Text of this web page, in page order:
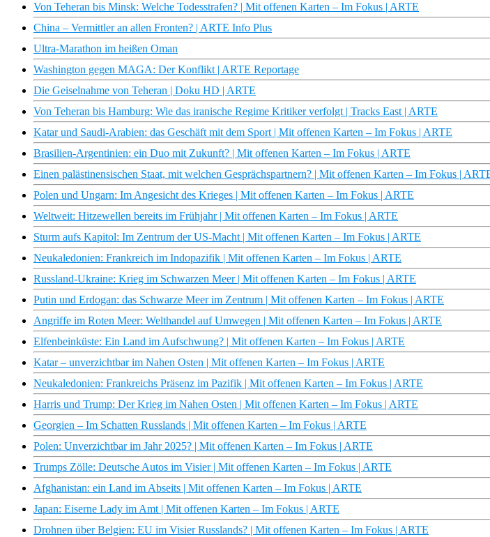
Von Teheran bis Minsk: Welche Todesstrafen? | Mit offenen Karten – Im Fokus | ARTE
China – Vermittler an allen Fronten? | ARTE Info Plus
Ultra-Marathon im heißen Oman
Washington gegen MAGA: Der Konflikt | ARTE Reportage
Die Geiselnahme von Teheran | Doku HD | ARTE
Von Teheran bis Hamburg: Wie das iranische Regime Kritiker verfolgt | Tracks East | ARTE
Katar und Saudi-Arabien: das Geschäft mit dem Sport | Mit offenen Karten – Im Fokus | ARTE
Brasilien-Argentinien: ein Duo mit Zukunft? | Mit offenen Karten – Im Fokus | ARTE
Einen palästinensischen Staat, mit welchen Gesprächspartnern? | Mit offenen Karten – Im Fokus |
Polen und Ungarn: Im Angesicht des Krieges | Mit offenen Karten – Im Fokus | ARTE
Weltweit: Hitzewellen bereits im Frühjahr | Mit offenen Karten – Im Fokus | ARTE
Sturm aufs Kapitol: Im Zentrum der US-Macht | Mit offenen Karten – Im Fokus | ARTE
Neukaledonien: Frankreich im Indopazifik | Mit offenen Karten – Im Fokus | ARTE
Russland-Ukraine: Krieg im Schwarzen Meer | Mit offenen Karten – Im Fokus | ARTE
Putin und Erdogan: das Schwarze Meer im Zentrum | Mit offenen Karten – Im Fokus | ARTE
Angriffe im Roten Meer: Welthandel auf Umwegen | Mit offenen Karten – Im Fokus | ARTE
Elfenbeinküste: Ein Land im Aufschwung? | Mit offenen Karten – Im Fokus | ARTE
Katar – unverzichtbar im Nahen Osten | Mit offenen Karten – Im Fokus | ARTE
Neukaledonien: Frankreichs Präsenz im Pazifik | Mit offenen Karten – Im Fokus | ARTE
Harris und Trump: Der Krieg im Nahen Osten | Mit offenen Karten – Im Fokus | ARTE
Georgien – Im Schatten Russlands | Mit offenen Karten – Im Fokus | ARTE
Polen: Unverzichtbar im Jahr 2025? | Mit offenen Karten – Im Fokus | ARTE
Trumps Zölle: Deutsche Autos im Visier | Mit offenen Karten – Im Fokus | ARTE
Afghanistan: ein Land im Abseits | Mit offenen Karten – Im Fokus | ARTE
Japan: Eiserne Lady im Amt | Mit offenen Karten – Im Fokus | ARTE
Drohnen über Belgien: EU im Visier Russlands? | Mit offenen Karten – Im Fokus | ARTE